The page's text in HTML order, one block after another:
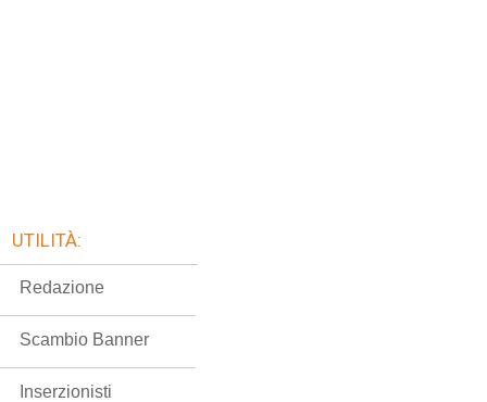
UTILITÀ:
Redazione
Scambio Banner
Inserzionisti